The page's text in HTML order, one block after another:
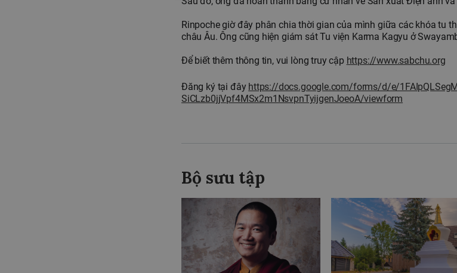
Rinpoche giờ đây phân chia thời gian của mình giữa các khóa tu
châu Âu. Ông cũng hiện giám sát Tu viện Karma Kagyu ở
Để biết thêm thông tin, vui lòng truy cập https://www.sabchu.org
Đăng ký tại đây https://docs.google.com/forms/d/e/
SiCLzb0jjVpf4MSx2m1NsvpnTyijgenJoeoA/viewform
Bộ sưu tập